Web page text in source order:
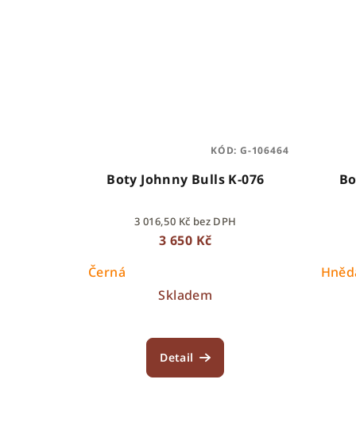
Boty Johnny Bulls K-076
3 016,50 Kč bez DPH
3 650 Kč
Černá
Skladem
Detail
KÓD:G-106464